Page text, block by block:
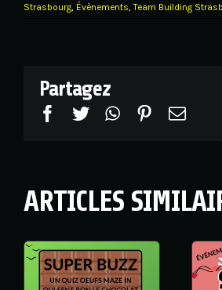
Strasbourg Évènements ,Team Building
Partagez
Facebook
TwitterWhatsApp
Pinterest
Email
ARTICLES